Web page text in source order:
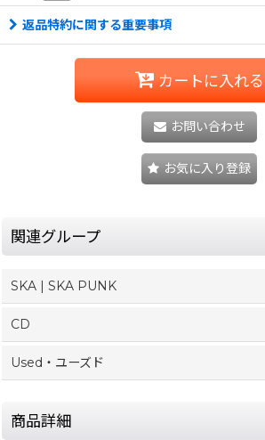
返品特約に関する重要事項
カートに入れる
お問い合わせ
お気に入り登録
関連グループ
SKA | SKA PUNK
CD
Used・ユーズド
商品詳細